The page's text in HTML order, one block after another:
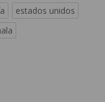
estados unidos